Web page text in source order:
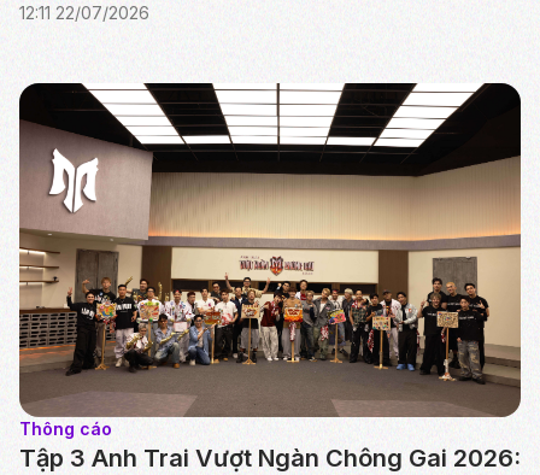
lược giữa YeaH1, iMe Entertainment Group và AlphaZ.
12:11 22/07/2026
Thông cáo
Tập 3 Anh Trai Vượt Ngàn Chông Gai 2026: